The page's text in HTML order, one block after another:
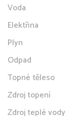
Voda
Elektřina
Plyn
Odpad
Topné těleso
Zdroj topení
Zdroj teplé vody